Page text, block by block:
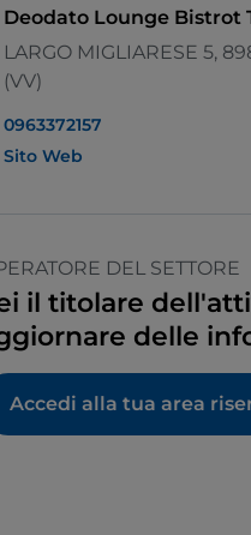
Deodato Lounge Bistrot
LARGO MIGLIARESE 5,
(VV)
0963372157
Sito Web
DEL SETTORE
il titolare
delle
Accedi alla tua area